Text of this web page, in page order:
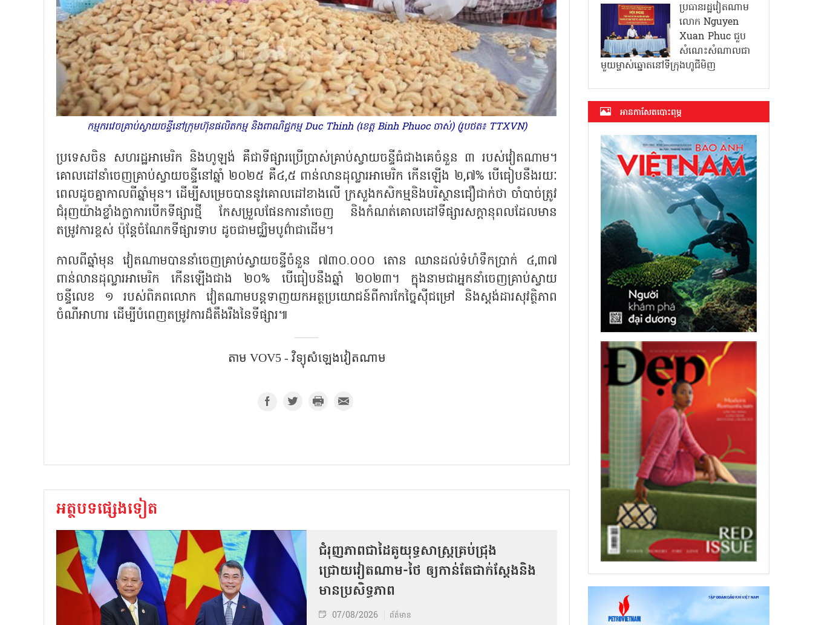
កម្មករវេចគ្រាប់ស្វាយចន្ទីនៅក្រុមហ៊ុនផលិតកម្ម និងពាណិជ្ជកម្ម Duc Thinh (ខេត្ត Binh Phuoc ចាស់) (រូបថត៖ TTXVN)
ប្រទេសចិន សហរដ្ឋអាមេរិក និងហូឡង់ គឺជាទីផ្សារប្រើប្រាស់គ្រាប់ស្វាយចន្ទីធំជាងគេចំនួន ៣ របស់វៀតណាម។
គោលដៅនាំចេញគ្រាប់ស្វាយចន្ទីនៅឆ្នាំ ២០២៥ គឺ៤,៥ ពាន់លានដុល្លារអាមេរិក កើនឡើង ២,៧% បើធៀបនឹងរយៈ
ពេលដូចគ្នាកាលពីឆ្នាំមុន។ ដើម្បីសម្រេចបាននូវគោលដៅខាងលើ ក្រសួងកសិកម្មនិងបរិស្ថានជឿជាក់ថា ចាំបាច់ត្រូវ
ជំរុញយ៉ាងខ្លាំងក្លាការបើកទីផ្សារថ្មី កែសម្រួលផែនការនាំចេញ និងកំណត់គោលដៅទីផ្សារសក្តានុពលដែលមាន
តម្រូវការខ្ពស់ ប៉ុន្តែចំណែកទីផ្សារទាប ដូចជាមជ្ឈិមបូព៌ាជាដើម។
កាលពីឆ្នាំមុន វៀតណាមបាននាំចេញគ្រាប់ស្វាយចន្ទីចំនួន ៧៣០.០០០ តោន ឈានដល់ទំហំទឹកប្រាក់ ៤,៣៧
ពាន់លានដុល្លារអាមេរិក កើនឡើងជាង ២០% បើធៀបនឹងឆ្នាំ ២០២៣។ ក្នុងនាមជាអ្នកនាំចេញគ្រាប់ស្វាយ
ចន្ទីលេខ ១ របស់ពិភពលោក វៀតណាមបន្តទាញយកអត្ថប្រយោជន៍ពីការកែច្នៃស៊ីជម្រៅ និងស្តង់ដារសុវត្ថិភាព
ចំណីអាហារ ដើម្បីបំពេញតម្រូវការដ៏តឹងរឹងនៃទីផ្សារ៕
តាម VOV5 - វិទ្យុសំឡេង​វៀតណាម
អត្ថបទផ្សេងទៀត
ជំរុញភាពជាដៃគូយុទ្ធសាស្ត្រគ្រប់ជ្រុង
ជ្រោយវៀតណាម-ថៃ ឲ្យកាន់តែជាក់ស្ដែងនិង
មានប្រសិទ្ធភាព
07/08/2026 ព័ត៌មាន
ប្រធានរដ្ឋវៀតណាម
លោក Nguyen
Xuan Phuc ជួប
សំណេះសំណាលជា
មួយម្ចាស់ឆ្នោតនៅទីក្រុងហូជីមិញ
អាន​កាសែត​បោះពុម្ភ